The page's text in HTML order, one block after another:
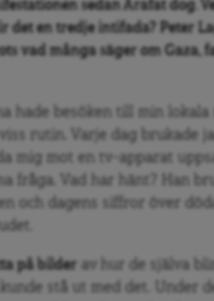
sedan Arafat dog.
det en tredje intifada? Peter
vad många säger om Gaza,
hade besöken till min lokala
rutin. Varje dag brukade
mig mot en tv-apparat
fråga. Vad har hänt? Han
och dagens siffror över
på bilder av hur de själva
stå ut med det. Under